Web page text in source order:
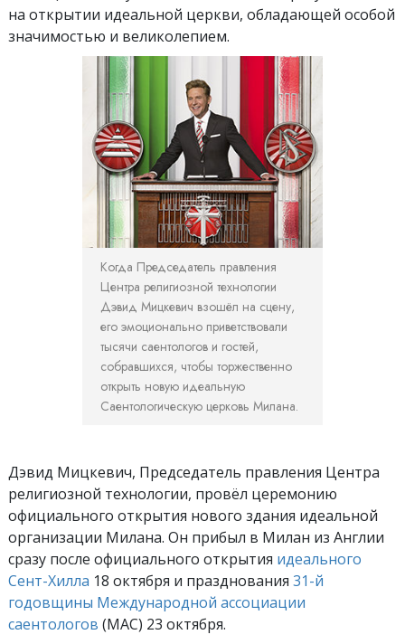
на открытии идеальной церкви, обладающей особой
значимостью и великолепием.
Когда Председатель правления
Центра религиозной технологии
Дэвид Мицкевич взошёл на сцену,
его эмоционально приветствовали
тысячи саентологов и гостей,
собравшихся, чтобы торжественно
открыть новую идеальную
Саентологическую церковь Милана.
Дэвид Мицкевич, Председатель правления Центра
религиозной технологии, провёл церемонию
официального открытия нового здания идеальной
организации Милана. Он прибыл в Милан из Англии
сразу после официального открытия идеального
Сент-Хилла 18 октября и празднования 31-й
годовщины Международной ассоциации
саентологов (МАС) 23 октября.